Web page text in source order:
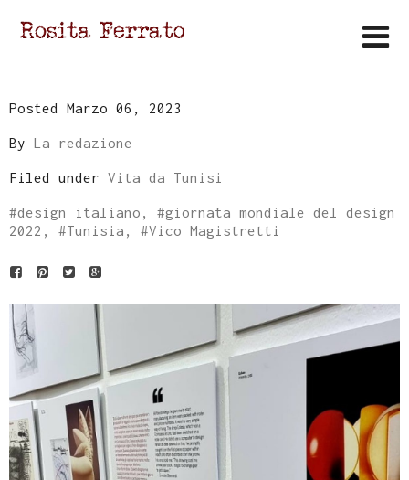
Posted Marzo 06, 2023
By La redazione
Filed under Vita da Tunisi
#design italiano , #giornata mondiale del design
2022 , #Tunisia , #Vico Magistretti